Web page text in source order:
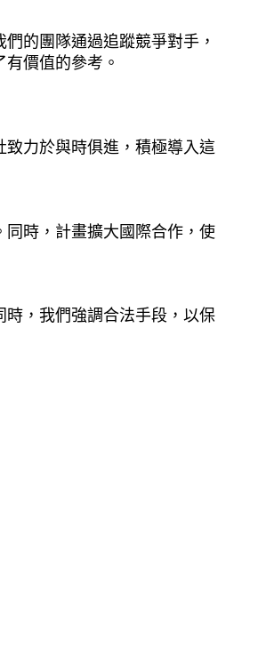
的團隊通過追蹤競爭對手，
價值的參考。
力於與時俱進，積極導入這
時，計畫擴大國際合作，使
，我們強調合法手段，以保